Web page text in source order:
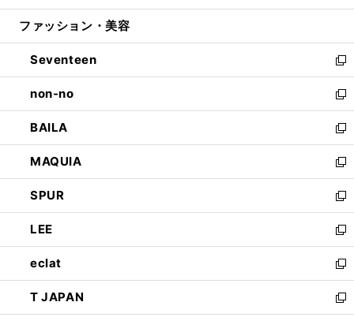
開
ウ
開
く
ン
ウ
で
開
く
ウ
ン
ド
ウ
で
開
く
ファッション・美容
Seventeen
新
し
い
ウ
ィ
ン
ド
ウ
で
開
く
non-no
新
し
い
ウ
ィ
ン
ド
ウ
で
開
く
BAILA
新
し
い
ウ
ィ
ン
ド
ウ
で
開
く
MAQUIA
新
し
い
ウ
ィ
ン
ド
ウ
で
開
SPUR
新
し
い
ウ
ィ
ン
ド
LEE
新
し
い
ウ
ィ
eclat
新
し
い
T JAPAN
新